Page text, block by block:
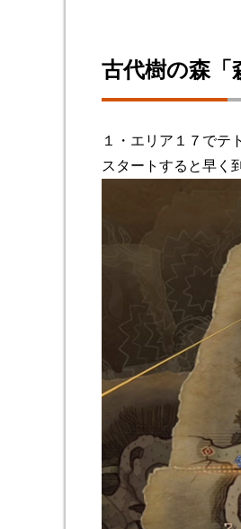
古代樹の森「
１・エリア１７でテ
スタートすると早く